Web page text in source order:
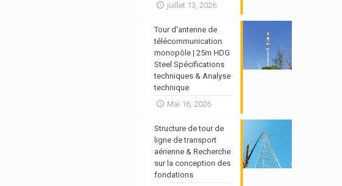
juillet 13, 2026
Tour d'antenne de
télécommunication
monopôle | 25m HDG
Steel Spécifications
techniques & Analyse
technique
Mai 16, 2026
Structure de tour de
ligne de transport
aérienne & Recherche
sur la conception des
fondations